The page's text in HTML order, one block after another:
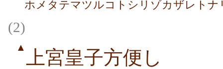
ホメタテマツルコトシリゾカザレトナ
(2)
▲
上宮皇子方便し